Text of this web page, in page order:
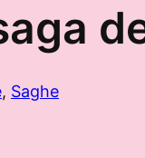
, Saghe